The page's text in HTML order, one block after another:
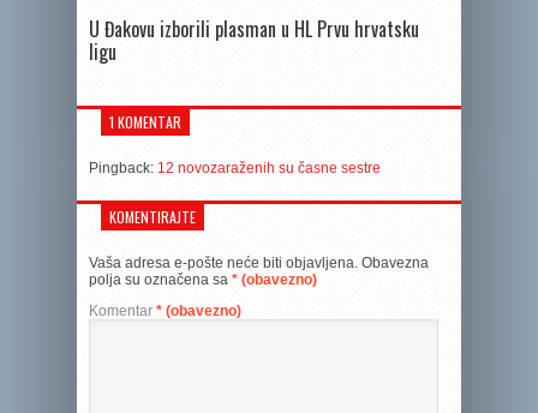
U Đakovu izborili plasman u HL Prvu hrvatsku
ligu
1 KOMENTAR
Pingback: 12 novozaraženih su časne sestre
KOMENTIRAJTE
Vaša adresa e-pošte neće biti objavljena. Obavezna
polja su označena sa * (obavezno)
Komentar * (obavezno)